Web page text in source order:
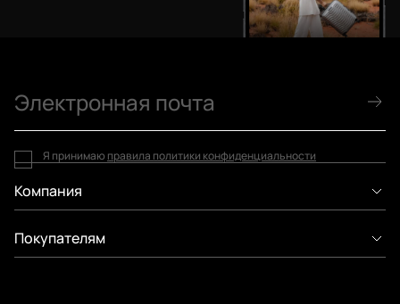
Компания
Покупателям
Я принимаю правила политики конфиденциальности